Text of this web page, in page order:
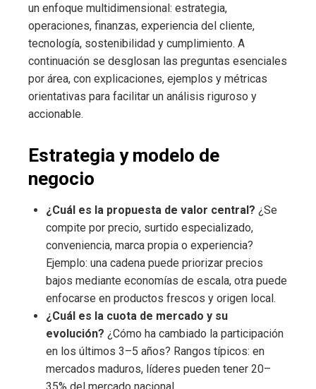
un enfoque multidimensional: estrategia,
operaciones, finanzas, experiencia del cliente,
tecnología, sostenibilidad y cumplimiento. A
continuación se desglosan las preguntas esenciales
por área, con explicaciones, ejemplos y métricas
orientativas para facilitar un análisis riguroso y
accionable.
Estrategia y modelo de
negocio
¿Cuál es la propuesta de valor central? ¿Se
compite por precio, surtido especializado,
conveniencia, marca propia o experiencia?
Ejemplo: una cadena puede priorizar precios
bajos mediante economías de escala, otra puede
enfocarse en productos frescos y origen local.
¿Cuál es la cuota de mercado y su
evolución? ¿Cómo ha cambiado la participación
en los últimos 3–5 años? Rangos típicos: en
mercados maduros, líderes pueden tener 20–